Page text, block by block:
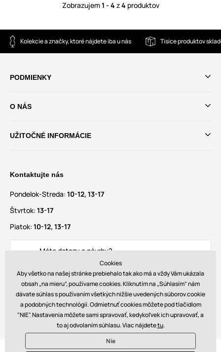
Zobrazujem1 - 4 z4 produktov
Kolekcie a značky, ktoré nájdete iba u nás Tisíce produktov
PODMIENKY
O NÁS
UŽITOČNÉ INFORMÁCIE
Kontaktujte nás
Pondelok-Streda: 10-12, 13-17
Štvrtok: 13-17
Piatok: 10-12, 13-17
Máte dotazy a návrhy?
info@glamadise.sk
Nájdete nás tiež na
Cookies
Aby všetko na našej stránke prebiehalo tak ako má a vždy Vám ukázala
obsah „na mieru”, používame cookies. Kliknutím na „Súhlasím“ nám
dávate súhlas s používaním všetkých nižšie uvedených súborov cookie
a podobných technológií. Odmietnuť cookies môžete pod tlačidlom
"NIE". Nastavenia môžete sami spravovať, kedykoľvek ich upravovať, a
to aj odvolaním súhlasu. Viac nájdetetu.
Nie